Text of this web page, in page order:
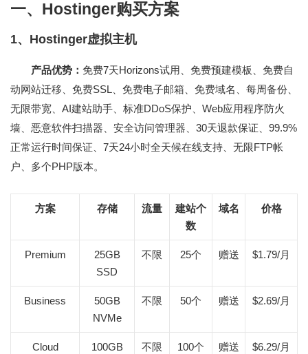
一、Hostinger购买方案
1、Hostinger虚拟主机
产品优势： 免费7天Horizons试用、免费预建模板、免费自
动网站迁移、免费SSL、免费电子邮箱、免费域名、每周备份、
无限带宽、AI建站助手、标准DDoS保护、Web应用程序防火
墙、恶意软件扫描器、安全访问管理器、30天退款保证、99.9%
正常运行时间保证、7天24小时全天候在线支持、无限FTP帐
户、多个PHP版本。
方案 存储 流量
建站个
数
域名 价格
Premium
25GB
SSD
不限 25个 赠送 $1.79/月
Business
50GB
NVMe
不限 50个 赠送 $2.69/月
Cloud
100GB
不限 100个 赠送 $6.29/月